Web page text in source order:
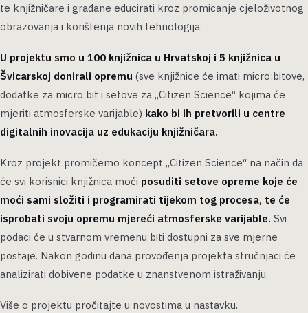
te knjižničare i građane educirati kroz promicanje cjeloživotnog
obrazovanja i korištenja novih tehnologija.
U projektu smo u 100 knjižnica u Hrvatskoj i 5 knjižnica u
Švicarskoj donirali opremu (sve knjižnice će imati micro:bitove,
dodatke za micro:bit i setove za „Citizen Science“ kojima će
mjeriti atmosferske varijable) kako bi ih pretvorili u centre
digitalnih inovacija uz edukaciju knjižničara.
Kroz projekt promičemo koncept „Citizen Science“ na način da
će svi korisnici knjižnica moći posuditi setove opreme koje će
moći sami složiti i programirati tijekom tog procesa, te će
isprobati svoju opremu mjereći atmosferske varijable. Svi
podaci će u stvarnom vremenu biti dostupni za sve mjerne
postaje. Nakon godinu dana provođenja projekta stručnjaci će
analizirati dobivene podatke u znanstvenom istraživanju.
Više o projektu pročitajte u novostima u nastavku.